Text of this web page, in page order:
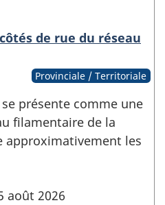
de rue du réseau
Provinciale / Territoriale
présente comme une
filamentaire de la
approximativement les
août 2026